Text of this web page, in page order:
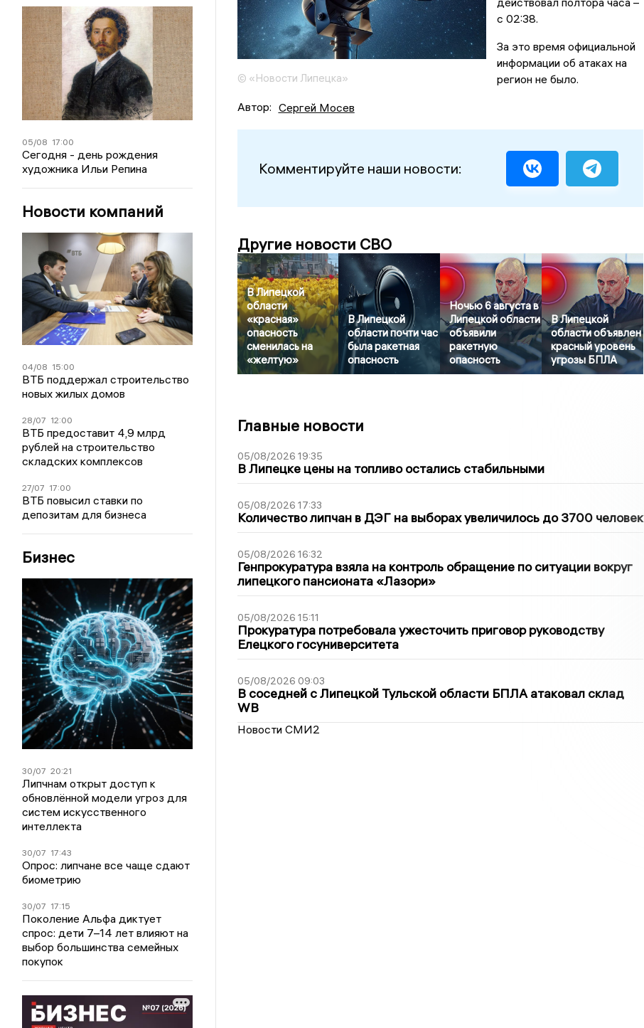
05/08 17:00
Сегодня - день рождения
художника Ильи Репина
Новости компаний
04/08 15:00
ВТБ поддержал строительство
новых жилых домов
28/07 12:00
ВТБ предоставит 4,9 млрд
рублей на строительство
складских комплексов
27/07 17:00
ВТБ повысил ставки по
депозитам для бизнеса
Бизнес
30/07 20:21
Липчнам открыт доступ к
обновлённой модели угроз для
систем искусственного
интеллекта
30/07 17:43
Опрос: липчане все чаще сдают
биометрию
30/07 17:15
Поколение Альфа диктует
спрос: дети 7–14 лет влияют на
выбор большинства семейных
покупок
© «Новости Липецка»
с 02:38.
За это время официальной
информации об атаках на
регион не было.
Автор: Сергей Мосев
Комментируйте наши новости:
Другие новости СВО
В Липецкой
области
«красная»
опасность
сменилась на
«желтую»
В Липецкой
области почти час
была ракетная
опасность
Ночью 6 августа в
Липецкой области
объявили
ракетную
опасность
В Липецкой
области объявлен
красный уровень
угрозы БПЛА
Главные новости
05/08/2026 19:35
В Липецке цены на топливо остались стабильными
05/08/2026 17:33
Количество липчан в ДЭГ на выборах увеличилось до 3700 человек
05/08/2026 16:32
Генпрокуратура взяла на контроль обращение по ситуации вокруг
липецкого пансионата «Лазори»
05/08/2026 15:11
Прокуратура потребовала ужесточить приговор руководству
Елецкого госуниверситета
05/08/2026 09:03
В соседней с Липецкой Тульской области БПЛА атаковал склад
WB
Новости СМИ2